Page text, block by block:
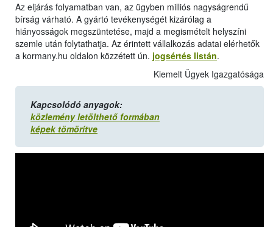
Az eljárás folyamatban van, az ügyben milliós nagyságrendű
bírság várható. A gyártó tevékenységét kizárólag a
hiányosságok megszüntetése, majd a megismételt helyszíni
szemle után folytathatja. Az érintett vállalkozás adatai elérhetők
a kormany.hu oldalon közzétett ún. jogsértés listán.
Kiemelt Ügyek Igazgatósága
Kapcsolódó anyagok:
közlemény letölthető formában
képek tömörítve